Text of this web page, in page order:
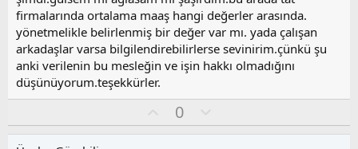
firmalarında ortalama maaş hangi değerler arasında.
yönetmelikle belirlenmiş bir değer var mı. yada çalışan
arkadaşlar varsa bilgilendirebilirlerse sevinirim.çünkü şu
anki verilenin bu mesleğin ve işin hakkı olmadığını
düşünüyorum.teşekkürler.
y
0
l